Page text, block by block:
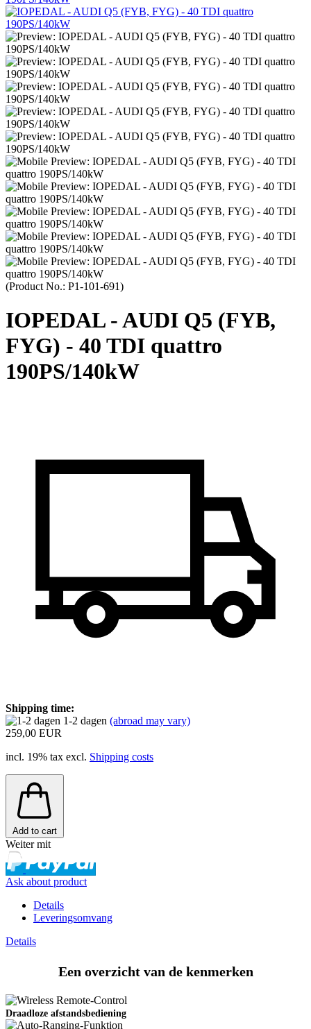
(Product No.: P1-101-691)
IOPEDAL - AUDI Q5 (FYB,
FYG) - 40 TDI quattro
190PS/140kW
Shipping time:
1-2 dagen (abroad may vary)
259,00 EUR
incl. 19% tax excl. Shipping costs
Add to cart
Weiter mit
Ask about product
Details
Leveringsomvang
Details
Een overzicht van de kenmerken
Draadloze afstandsbediening